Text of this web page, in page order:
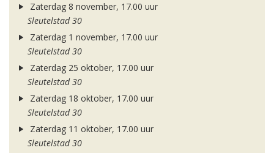
Zaterdag 8 november, 17.00 uur
Sleutelstad 30
Zaterdag 1 november, 17.00 uur
Sleutelstad 30
Zaterdag 25 oktober, 17.00 uur
Sleutelstad 30
Zaterdag 18 oktober, 17.00 uur
Sleutelstad 30
Zaterdag 11 oktober, 17.00 uur
Sleutelstad 30